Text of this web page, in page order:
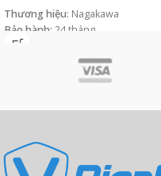
Thương hiệu: Nagakawa
Bảo hành: 24 tháng
Công xuất làm mát
: Malaysia
: Gas R32